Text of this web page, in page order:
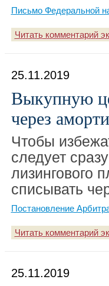
Письмо Федеральной
Читать комментарий
25.11.2019
Выкупную
через
Чтобы
следует
лизингового
списывать
Постановление
Читать комментарий
25.11.2019